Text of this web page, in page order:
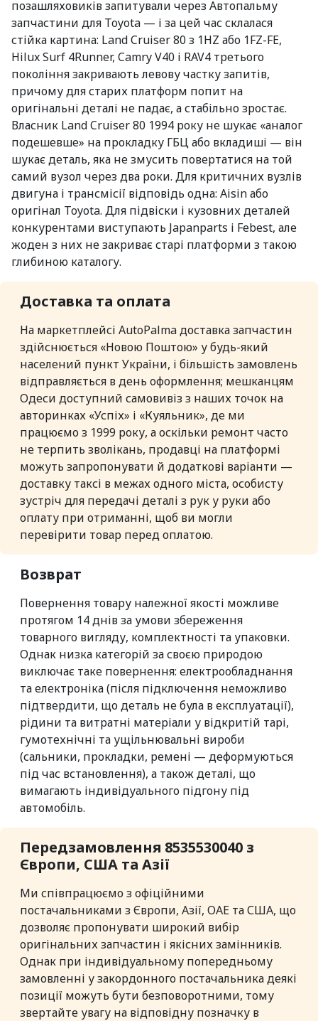
позашляховиків запитували через Автопальму
запчастини для Toyota — і за цей час склалася
стійка картина: Land Cruiser 80 з 1HZ або 1FZ-FE,
Hilux Surf 4Runner, Camry V40 і RAV4 третього
покоління закривають левову частку запитів,
причому для старих платформ попит на
оригінальні деталі не падає, а стабільно зростає.
Власник Land Cruiser 80 1994 року не шукає «аналог
подешевше» на прокладку ГБЦ або вкладиші — він
шукає деталь, яка не змусить повертатися на той
самий вузол через два роки. Для критичних вузлів
двигуна і трансмісії відповідь одна: Aisin або
оригінал Toyota. Для підвіски і кузовних деталей
конкурентами виступають Japanparts і Febest, але
жоден з них не закриває старі платформи з такою
глибиною каталогу.
Доставка та оплата
На маркетплейсі AutoPalma доставка запчастин
здійснюється «Новою Поштою» у будь-який
населений пункт України, і більшість замовлень
відправляється в день оформлення; мешканцям
Одеси доступний самовивіз з наших точок на
авторинках «Успіх» і «Куяльник», де ми
працюємо з 1999 року, а оскільки ремонт часто
не терпить зволікань, продавці на платформі
можуть запропонувати й додаткові варіанти —
доставку таксі в межах одного міста, особисту
зустріч для передачі деталі з рук у руки або
оплату при отриманні, щоб ви могли
перевірити товар перед оплатою.
Возврат
Повернення товару належної якості можливе
протягом 14 днів за умови збереження
товарного вигляду, комплектності та упаковки.
Однак низка категорій за своєю природою
виключає таке повернення: електрообладнання
та електроніка (після підключення неможливо
підтвердити, що деталь не була в експлуатації),
рідини та витратні матеріали у відкритій тарі,
гумотехнічні та ущільнювальні вироби
(сальники, прокладки, ремені — деформуються
під час встановлення), а також деталі, що
вимагають індивідуального підгону під
автомобіль.
Передзамовлення 8535530040 з
Європи, США та Азії
Ми співпрацюємо з офіційними
постачальниками з Європи, Азії, ОАЕ та США, що
дозволяє пропонувати широкий вибір
оригінальних запчастин і якісних замінників.
Однак при індивідуальному попередньому
замовленні у закордонного постачальника деякі
позиції можуть бути безповоротними, тому
звертайте увагу на відповідну позначку в